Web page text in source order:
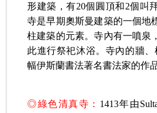
形建築，有20個圓頂和2個叫
寺是早期奧斯曼建築的一個地
柱建築的元素。寺內有一噴泉
此進行祭祀沐浴。寺內的牆、
幅伊斯蘭書法著名書法家的作品
◎綠色清真寺 ： 1413年由